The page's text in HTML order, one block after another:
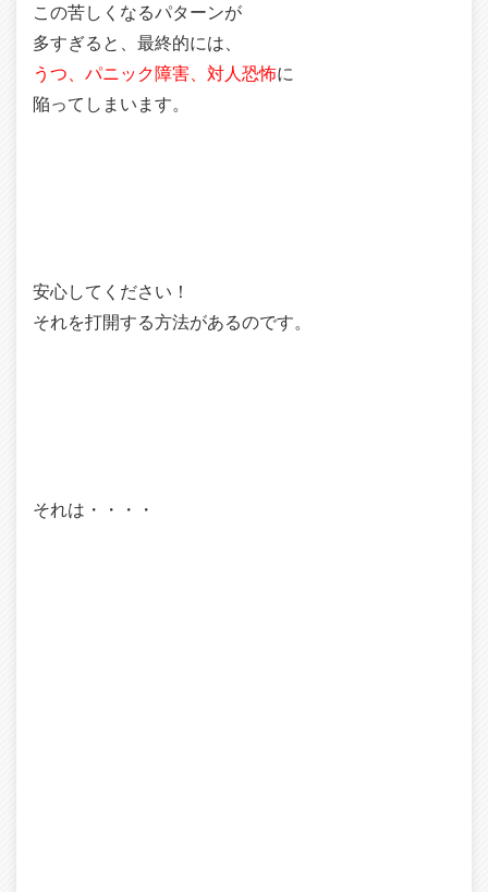
この苦しくなるパターンが
多すぎると、最終的には、
うつ、パニック障害、対人恐怖に
陥ってしまいます。
安心してください！
それを打開する方法があるのです。
それは・・・・